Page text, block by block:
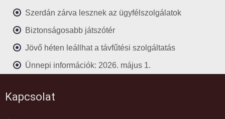
Szerdán zárva lesznek az ügyfélszolgálatok
Biztonságosabb játszótér
Jövő héten leállhat a távfűtési szolgáltatás
Ünnepi információk: 2026. május 1.
Kapcsolat